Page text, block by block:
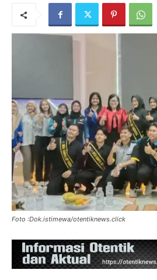
Foto :Dok.istimewa/otentiknews.click